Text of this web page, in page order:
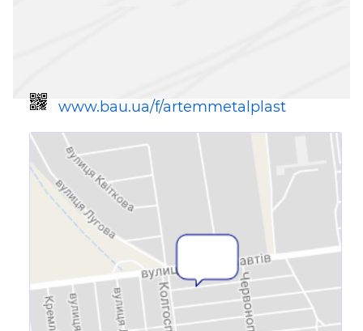
www.bau.ua/f/artemmetalplast
Ссылка для мобильных устройств